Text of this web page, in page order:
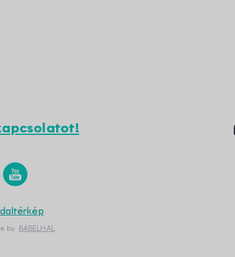
by BÁBELHAL